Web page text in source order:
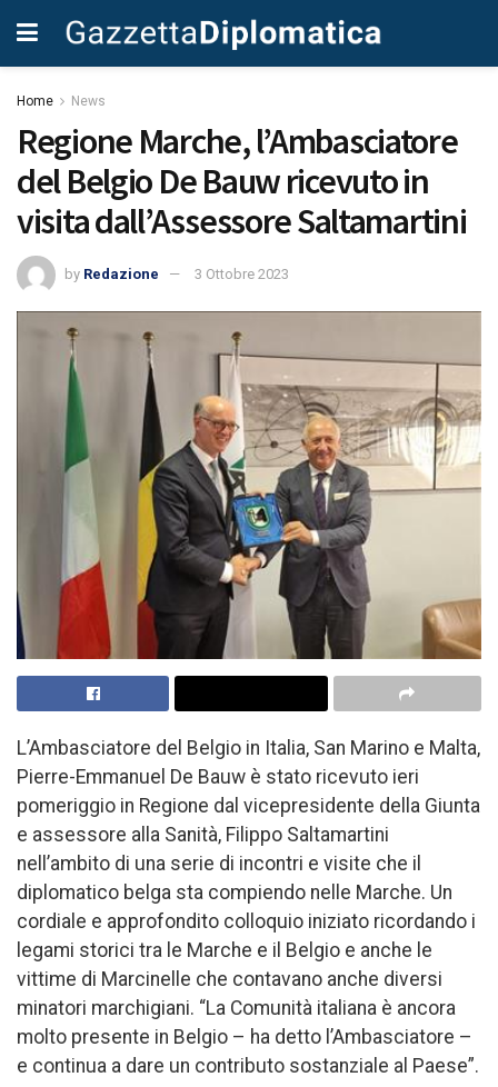
Home News
Regione Marche, l’Ambasciatore
del Belgio De Bauw ricevuto in
visita dall’Assessore Saltamartini
by Redazione 3 Ottobre 2023
L’Ambasciatore del Belgio in Italia, San Marino e Malta,
Pierre-Emmanuel De Bauw è stato ricevuto ieri
pomeriggio in Regione dal vicepresidente della Giunta
e assessore alla Sanità, Filippo Saltamartini
nell’ambito di una serie di incontri e visite che il
diplomatico belga sta compiendo nelle Marche. Un
cordiale e approfondito colloquio iniziato ricordando i
legami storici tra le Marche e il Belgio e anche le
vittime di Marcinelle che contavano anche diversi
minatori marchigiani. “La Comunità italiana è ancora
molto presente in Belgio – ha detto l’Ambasciatore –
e continua a dare un contributo sostanziale al Paese”.